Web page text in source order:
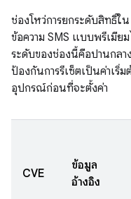
ช่องโหว่การยกระดับสิทธิ์ใ
ข้อความ SMS แบบพรีเมีย
ระดับของช่องนี้คือปานกลา
ป้องกันการรีเซ็ตเป็นค่าเริ่
อุปกรณ์ก่อนที่จะตั้งค่า
CVE
ข้อมูล
อ้างอิง